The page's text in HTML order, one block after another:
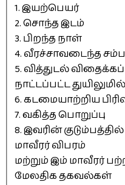
1. இயற்பெயர்
2. சொந்த இடம்
3. பிறந்த நாள்
4. வீரச்சாவடைந்த
5. வித்துடல்
நாட்டப்பட்ட
6. கடமையாற்றிய
7. வகித்த பொறுப்பு
8. இவரின்
மாவீரர் விபரம்
மற்றும் இம் மாவீரர்
மேலதிக தகவல்கள்